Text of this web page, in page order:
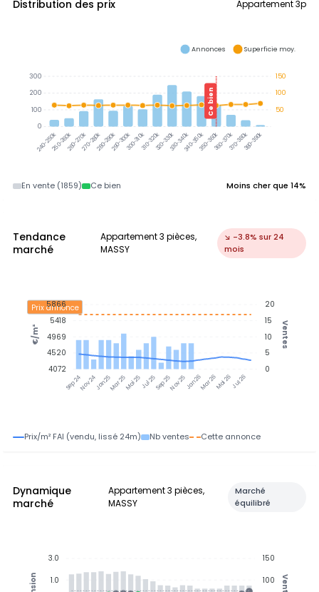
Distribution des prix Appartement 3p
240-250k250-260k260-270k270-280k280-290k290-300k300-310k310-320k320-330k330-340k340-350k350-360k360-370k370-380k380-390k
Ce bien
150
100
50
300
200
100
0
Annonces Superficie moy.
En vente (1859) Ce bien Moins cher que 14%
Tendance
marché
Appartement 3 pièces,
MASSY
↘ -3.8% sur 24
mois
Sep 24Nov 24Jan 25Mar 25Mai 25Jul 25Sep 25Nov 25Jan 26Mar 26Mai 26Jul 26
Prix annonce
20
15
10
5
0
Ventes
5866
5418
4969
4520
4072
€/m²
Prix/m² FAI (vendu, lissé 24m) Nb ventes Cette annonce
Dynamique
marché
Appartement 3 pièces,
MASSY
Marché
équilibré
150
100
3.0
1.0